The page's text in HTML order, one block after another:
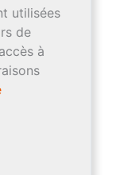
utilisées
de
à